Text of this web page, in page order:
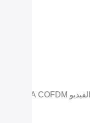
C50HPT مصنعي رابط الفيديو UVA COFDM جهاز